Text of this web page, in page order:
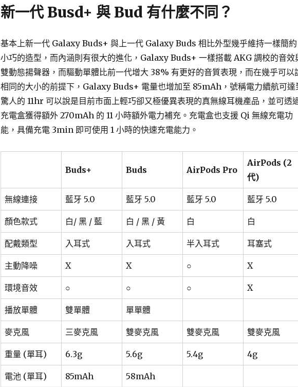
新一代 Busd+ 與 Bud 有什麼不同？
基本上新一代 Galaxy Buds+ 與上一代 Galaxy Buds 相比外型幾乎維持一樣簡約
小巧的造型，而內涵則有很大的進化，Galaxy Buds+ 一樣搭載 AKG 調校的音效
雙動態揚聲器，而驅動單體比前一代增大 38% 有更好的音質表現，而在幾乎可以
相同的大小的前提下，Galaxy Buds+ 電量也增加至 85mAh，號稱電力續航可達
驚人的 11hr 可以說是目前市面上輕巧卻又極優異表現的真無線耳機產品，並可透
充電盒獲得額外 270mAh 的 11 小時額外電力補充。充電盒也支援 Qi 無線充電功
能，具備充電 3min 即可使用 1 小時的快速充電能力。
Buds+ Buds AirPods Pro
AirPods (2
代)
無線連接 藍牙 5.0 藍牙 5.0 藍牙 5.0 藍牙 5.0
顏色款式 白/ 黑 / 藍 白 / 黑 / 黃 白 白
配戴類型 入耳式 入耳式 半入耳式 耳塞式
主動降噪 X X ○ X
環境音效 ○ ○ ○ X
播放單體 雙單體 單單體
麥克風 三麥克風 雙麥克風 雙麥克風 雙麥克風
重量 (單耳) 6.3g 5.6g 5.4g 4g
電池 (單耳) 85mAh 58mAh